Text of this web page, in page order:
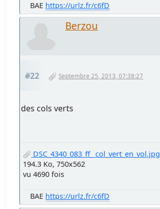
BAE https://urlz.fr/c6fD
Berzou
#22 Septembre 25, 2013, 07:38:27
des cols verts
DSC_4340_083_ff_ col_vert_en_vol.jpg
194.3 Ko, 750x562
vu 4690 fois
BAE https://urlz.fr/c6fD